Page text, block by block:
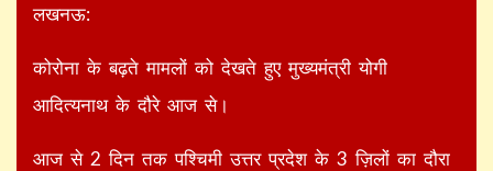
लखनऊ:
कोरोना के बढ़ते मामलों को देखते हुए मुख्यमंत्री योगी
आदित्यनाथ के दौरे आज से।
आज से 2 दिन तक पश्चिमी उत्तर प्रदेश के 3 ज़िलों का दौरा